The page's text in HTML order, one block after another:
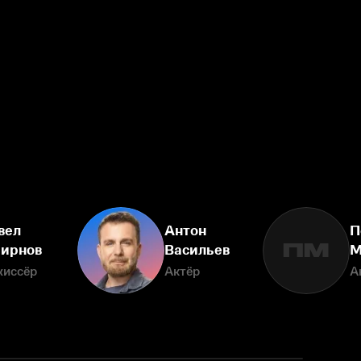
Антон
Васильев
Актёр
ПМ